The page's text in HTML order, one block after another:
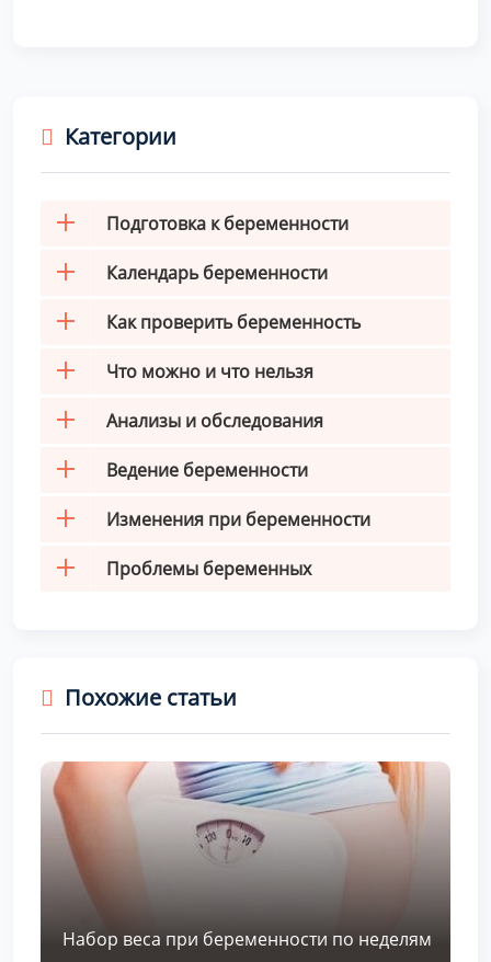
Категории
Подготовка к беременности
Календарь беременности
Как проверить беременность
Что можно и что нельзя
Анализы и обследования
Ведение беременности
Изменения при беременности
Проблемы беременных
Похожие статьи
Набор веса при беременности по неделям